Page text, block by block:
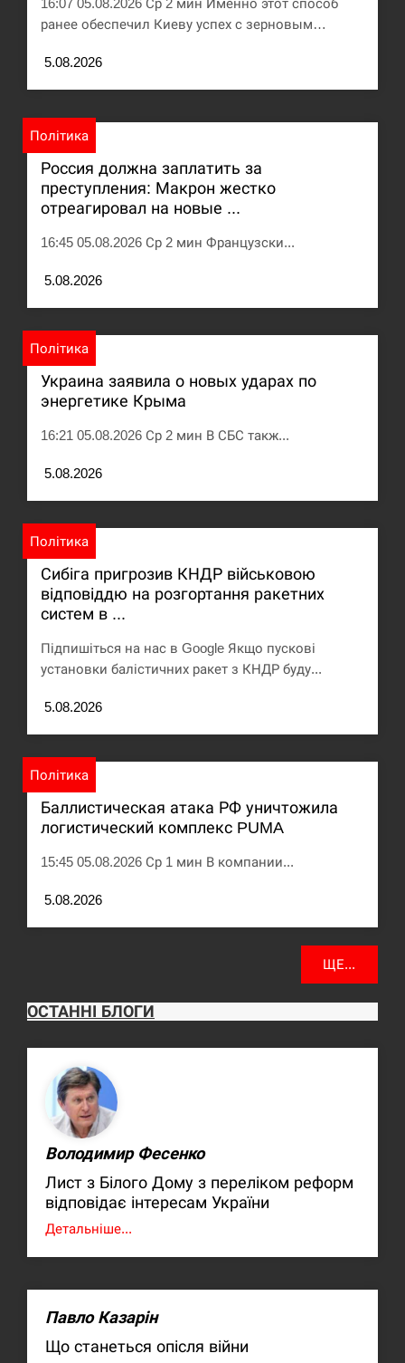
Под огнем “Эпицентр”, ROZETKA и “Новая
СЕРПЕНЬ
11:40
У зоопарку Токіо через спеку загинули три
левиці
СЕРПЕНЬ
11:23
Россияне ударили “Бардеролями” по Харькову,
есть пострадавшие
ранее обеспечил Киеву успех с зерновым…
5.08.2026
Політика
Россия должна заплатить за
преступления: Макрон жестко
отреагировал на новые ...
16:45 05.08.2026 Ср 2 мин Французски...
5.08.2026
Політика
Украина заявила о новых ударах по
энергетике Крыма
16:21 05.08.2026 Ср 2 мин В СБС такж...
5.08.2026
Політика
Сибіга пригрозив КНДР військовою
відповіддю на розгортання ракетних
систем в ...
Підпишіться на нас в Google Якщо пускові
установки балістичних ракет з КНДР буду...
5.08.2026
Політика
Баллистическая атака РФ уничтожила
логистический комплекс PUMA
15:45 05.08.2026 Ср 1 мин В компании...
5.08.2026
ЩЕ...
ОСТАННІ БЛОГИ
Володимир Фесенко
Лист з Білого Дому з переліком реформ
відповідає інтересам України
Детальніше...
Павло Казарін
Що станеться опісля війни